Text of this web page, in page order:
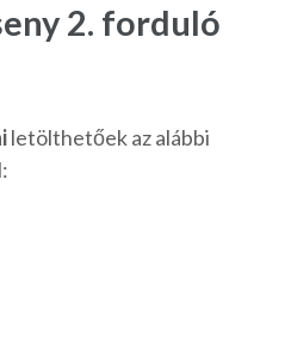
2. forduló
letölthetőek az alábbi